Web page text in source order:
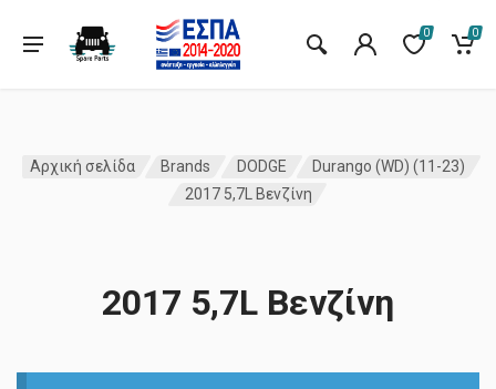
0 0
Αρχική σελίδα Brands DODGE
Durango (WD) (11-23)
2017 5,7L Βενζίνη
2017 5,7L Βενζίνη